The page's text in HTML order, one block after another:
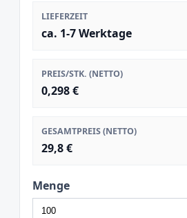
LIEFERZEIT
ca. 1-7 Werktage
PREIS/STK. (NETTO)
0,298 €
GESAMTPREIS (NETTO)
29,8 €
Menge